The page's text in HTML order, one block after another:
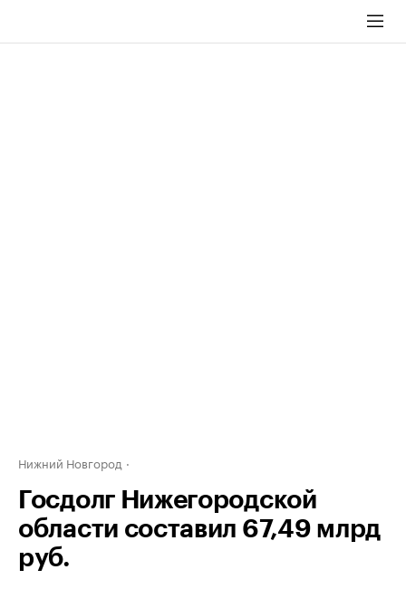
Нижний Новгород
Госдолг Нижегородской
области составил 67,49 млрд
руб.